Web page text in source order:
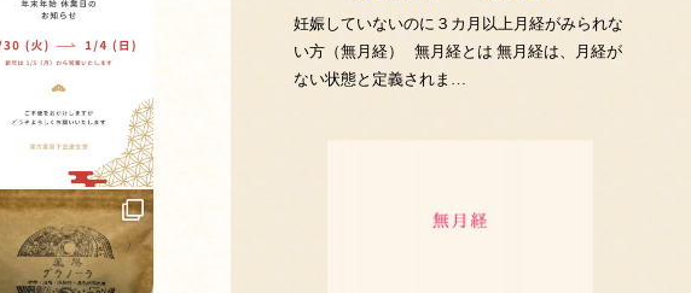
妊娠していないのに３カ月以上月経がみられな
い方（無月経） 無月経とは 無月経は、月経が
ない状態と定義されま…